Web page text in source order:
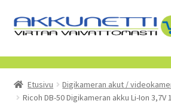
Siirry
navigointiin
Siirry
sisältöön
Kauppa
Tietoa meistä
Etusivu Digikameran akut /
Ricoh DB-50 Digikameran akku Li-Ion 3,7V